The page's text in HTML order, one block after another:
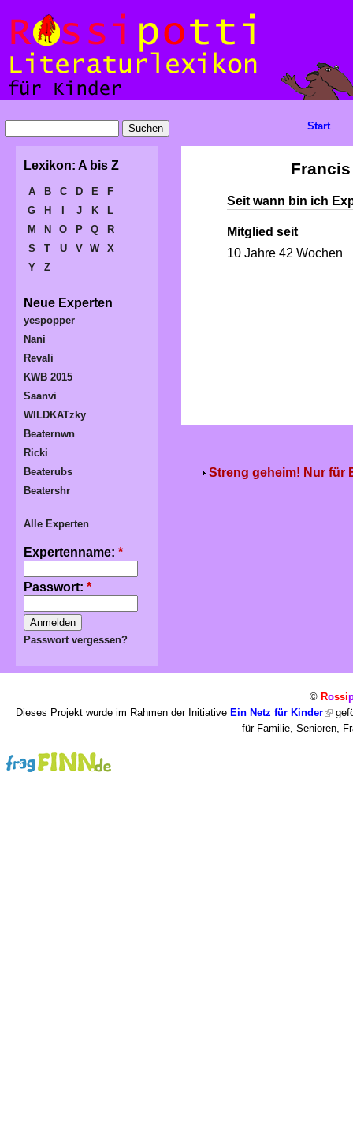
Seit wann bin ich
Mitglied seit
10 Jahre 42 Wochen
Streng geheim! Nur für
Start
Lexikon: A bis Z
A B C D E
F
G
H J K
L
M
N O P Q
R
S
T U V W
X
Y
Z
Neue Experten
yespopper
Nani
Revali
KWB 2015
Saanvi
WILDKATzky
Beaternwn
Ricki
Beaterubs
Beatershr
Alle Experten
Expertenname: *
Passwort: *
Passwort vergessen?
© Rossi
Dieses Projekt wurde im Rahmen der Initiative Ein Netz für Kinder
für Familie, Senioren,